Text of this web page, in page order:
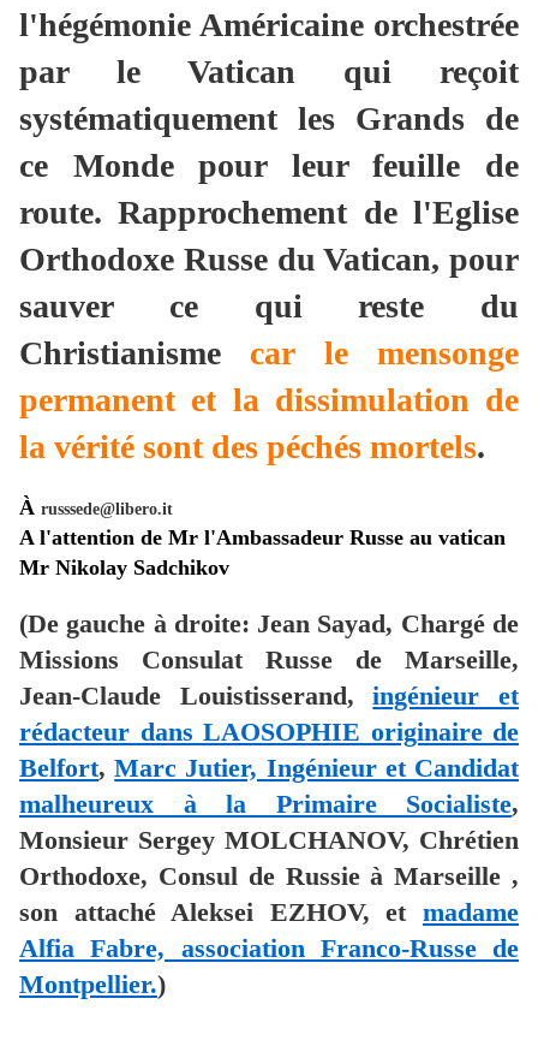
l'hégémonie Américaine orchestrée
par le Vatican qui reçoit
systématiquement les Grands de
ce Monde pour leur feuille de
route. Rapprochement de l'Eglise
Orthodoxe Russe du Vatican, pour
sauver ce qui reste du
Christianisme car le mensonge
permanent et la dissimulation de
la vérité sont des péchés mortels.
À russsede@libero.it
A l'attention de Mr l'Ambassadeur Russe au vatican
Mr Nikolay Sadchikov
(De gauche à droite: Jean Sayad, Chargé de
Missions Consulat Russe de Marseille,
Jean-Claude Louistisserand,ingénieur et
rédacteur dans LAOSOPHIE originaire de
Belfort,Marc Jutier, Ingénieur et Candidat
malheureux à la Primaire Socialiste,
Monsieur Sergey MOLCHANOV, Chrétien
Orthodoxe, Consul de Russie à Marseille ,
son attaché Aleksei EZHOV, et madame
Alfia Fabre, association Franco-Russe de
Montpellier.)